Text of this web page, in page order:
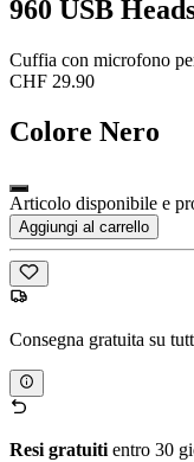
960 USB
Cuffia con microfono
CHF 29.90
Colore Nero
Articolo disponibile e
Aggiungi al carrello
Consegna gratuita su
Resi gratuiti entro 30